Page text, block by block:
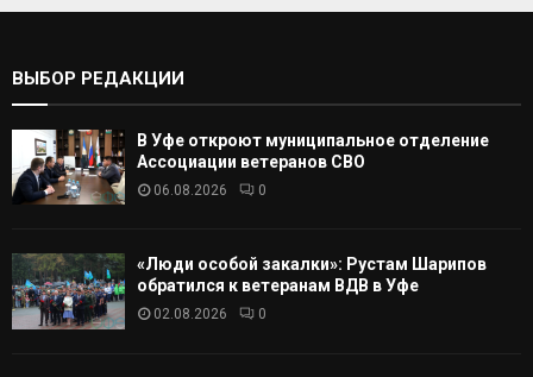
С
А
ВЫБОР РЕДАКЦИИ
В Уфе откроют муниципальное отделение
Ассоциации ветеранов СВО
06.08.2026 0
«Люди особой закалки»: Рустам Шарипов
обратился к ветеранам ВДВ в Уфе
02.08.2026 0